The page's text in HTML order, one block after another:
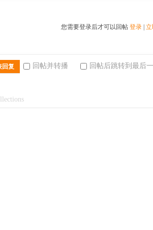
您需要登录后才可以回帖 登录
回复 回帖并转播 回帖后跳转到最后